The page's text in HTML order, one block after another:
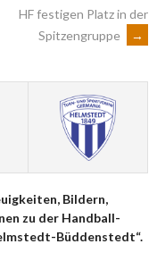
HF festigen Platz in der
Spitzengruppe
→
Bildern,
zu der Handball-
Büddenstedt“.